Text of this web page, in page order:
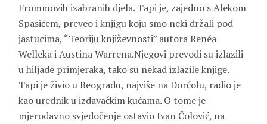
Frommovih izabranih djela. Tapi je, zajedno s Alekom
Spasićem, preveo i knjigu koju smo neki držali pod
jastucima, “Teoriju književnosti” autoraRenéa
WellekaiAustina Warrena.Njegovi prevodi su izlazili
u hiljade primjeraka, tako su nekad izlazile knjige.
Tapi je živio u Beogradu, najviše na Dorćolu, radio je
kao urednik u izdavačkim kućama. O tome je
mjerodavno svjedočenje ostavio Ivan Čolović, na